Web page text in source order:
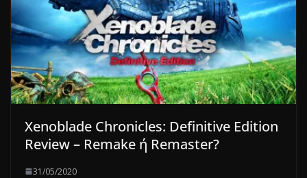
Xenoblade Chronicles: Definitive Edition
Review – Remake ή Remaster?
31/05/2020